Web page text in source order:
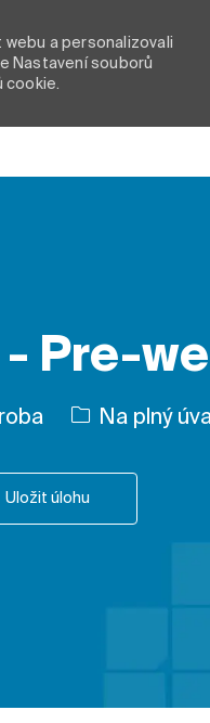
a personalizovali
Nastavení souborů
cookie.
- Pre-
Typ úlohy
Na plný
Uložit úlohu